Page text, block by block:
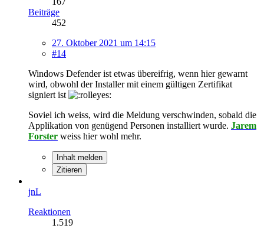
Beiträge
452
27. Oktober 2021 um 14:15
#14
Windows Defender ist etwas übereifrig, wenn hier gewarnt
wird, obwohl der Installer mit einem gültigen Zertifikat
signiert ist
Soviel ich weiss, wird die Meldung verschwinden, sobald die
Applikation von genügend Personen installiert wurde. Jarem
Forster weiss hier wohl mehr.
Inhalt melden
Zitieren
jnL
Reaktionen
1.519